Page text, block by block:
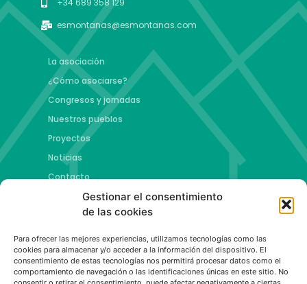
Gestionar el consentimiento
de las cookies
Para ofrecer las mejores experiencias, utilizamos tecnologías como las
cookies para almacenar y/o acceder a la información del dispositivo. El
consentimiento de estas tecnologías nos permitirá procesar datos como el
comportamiento de navegación o las identificaciones únicas en este sitio. No
esmontanas@esmontanas.com
La asociación
¿Cómo asociarse?
Congresos y jornadas
Nuestros pueblos
Proyectos
Noticias
Contacto
Proyectos
Copa esMontañas
Red de emprendimiento de base tecnológica
Capital Española de las Montañas